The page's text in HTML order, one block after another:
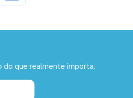
do que realmente importa.